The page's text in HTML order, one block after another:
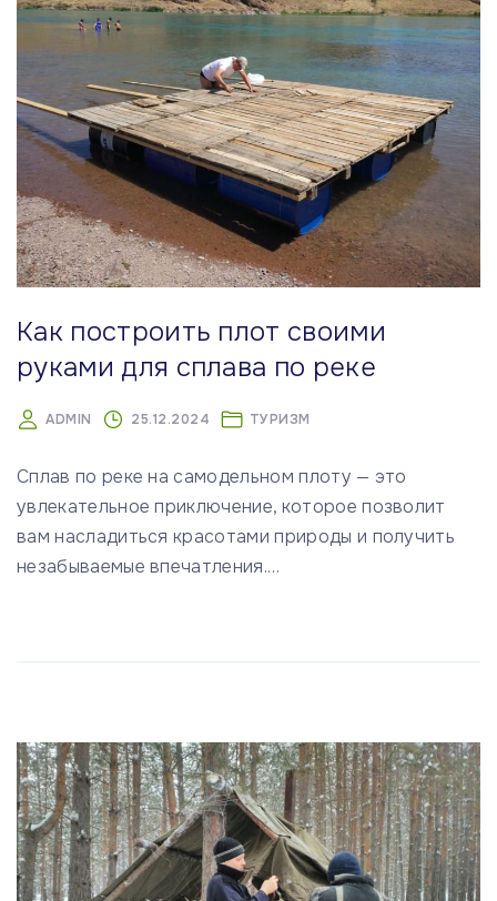
Как построить плот своими
руками для сплава по реке
ADMIN 25.12.2024 ТУРИЗМ
Сплав по реке на самодельном плоту — это
увлекательное приключение, которое позволит
вам насладиться красотами природы и получить
незабываемые впечатления.…